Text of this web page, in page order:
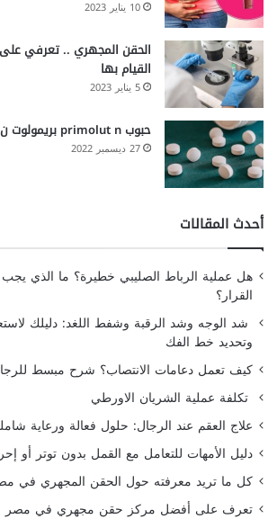
10 يناير 2023
الحقن المجهري .. تعرفي
القيام بها
5 يناير 2023
حبوب primolut n بريمولوت ن
27 ديسمبر 2022
أحدث المقالات
هل عملية الرباط الصليبي خطيرة؟ ما الذي
القرار؟
شد الوجه وشد الرقبة وشفط اللغد: دليلك
وتحديد خط الفك
كيف تعمل دعامات الانتصاب؟ شرح مبسط
تكلفة عملية الشريان الاورطي
علاج العقم عند الرجال: حلول فعالة ورعاية
دليل الأمهات للتعامل مع القمل بدون توتر أو
كل ما تريد معرفته حول الحقن المجهري في
تعرف على أفضل مركز حقن مجهري في مصر في